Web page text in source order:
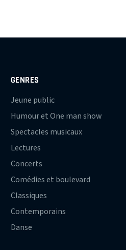
GENRES
Jeune public
Humour et One man show
Spectacles musicaux
Lectures
Concerts
Comédies et boulevard
Classiques
Contemporains
Danse